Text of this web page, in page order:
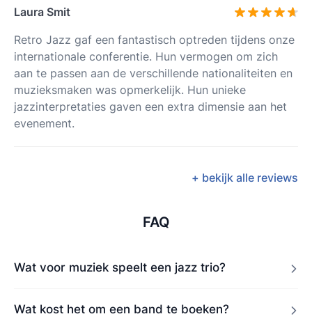
Laura Smit
Retro Jazz gaf een fantastisch optreden tijdens onze
internationale conferentie. Hun vermogen om zich
aan te passen aan de verschillende nationaliteiten en
muzieksmaken was opmerkelijk. Hun unieke
jazzinterpretaties gaven een extra dimensie aan het
evenement.
+ bekijk alle reviews
FAQ
Wat voor muziek speelt een jazz trio?
Wat kost het om een band te boeken?